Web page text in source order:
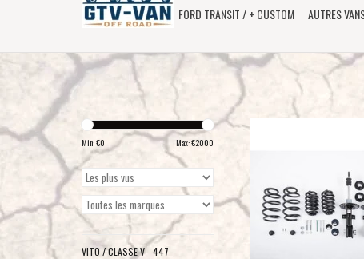
FORD TRANSIT / + CUSTOM
AUTRES
Min: €0 Max: €2000
VITO / CLASSE V - 447
poids total autorisé 3,2 t
usine
AJOUTER AU